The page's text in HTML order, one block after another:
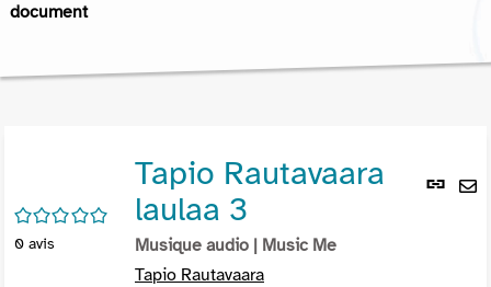
document
Lien
/5
0 avis
Tapio Rautavaara
laulaa 3
Musique audio | Music Me
Tapio Rautavaara